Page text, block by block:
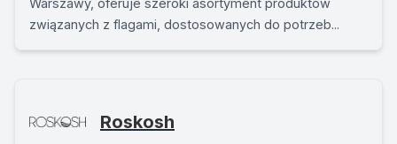
Warszawy, oferuje szeroki asortyment produktów
związanych z flagami, dostosowanych do potrzeb...
Roskosh